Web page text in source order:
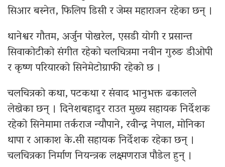
सिआर बस्नेत, फिलिप डिसी र जेम्स महाराजन रहेका छन् ।
थानेश्वर गौतम, अर्जुन पोखरेल, एसडी योगी र प्रसान्त
सिवाकोटीको संगीत रहेको चलचित्रमा नवीन गुरुङ डीओपी
र कृष्ण परियारको सिनेमेटोग्राफी रहेको छ ।
चलचित्रको कथा, पटकथा र संवाद भानुभक्त ढकालले
लेखेका छन् । दिनेशबहादुर राउत मुख्य सहायक निर्देशक
रहेको सिनेमामा तर्कराज न्यौपाने, रवीन्द्र नेपाल, मोनिका
थापा र आकाश के.सी सहायक निर्देशक रहेका छन् ।
चलचित्रका निर्माण नियन्त्रक लक्ष्मणराज पौडेल हुन् ।